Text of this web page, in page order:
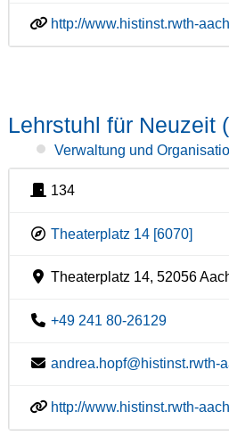
http://www.histinst.rwth-
Lehrstuhl für Neuzeit
Verwaltung und
134
Theaterplatz 14 [6070]
Theaterplatz 14, 52056
+49 241 80-26129
andrea.hopf@histinst.rwth-
http://www.histinst.rwth-